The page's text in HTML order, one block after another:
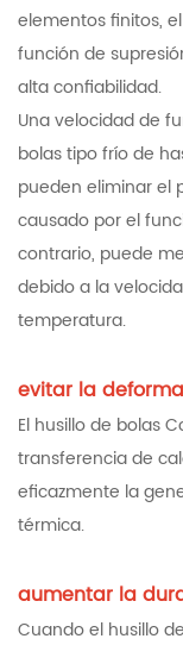
elementos finitos,
función de
alta confiabilidad.
Una velocidad de
bolas tipo frío de
pueden eliminar el
causado por el
contrario, puede
debido a la
temperatura.
evitar la
El husillo de bolas
transferencia de
eficazmente la
térmica.
aumentar la
Cuando el husillo